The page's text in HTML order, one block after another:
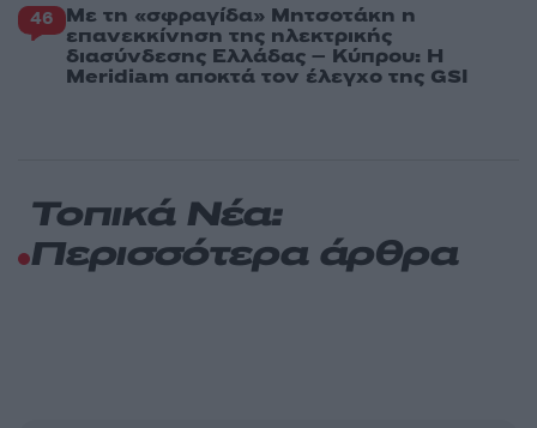
46 Με τη «σφραγίδα» Μητσοτάκη η
επανεκκίνηση της ηλεκτρικής
διασύνδεσης Ελλάδας – Κύπρου: Η
Meridiam αποκτά τον έλεγχο της GSI
Τοπικά Νέα:
Περισσότερα άρθρα